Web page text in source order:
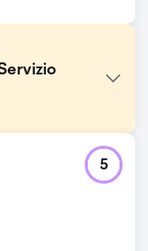
ma voleva comunque
potuto ottenere
all'aperto. Vive a
la concorrenza è
non sono
materne
5